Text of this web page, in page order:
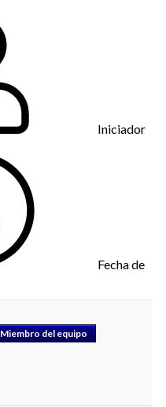
Iniciador
Fecha de
Miembro del equipo